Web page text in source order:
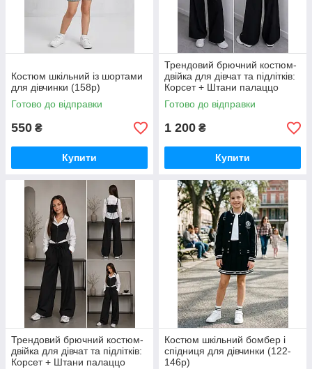
Костюм шкільний із шортами
для дівчинки (158р)
Готово до відправки
550 ₴
Купити
Трендовий брючний костюм-
двійка для дівчат та підлітків:
Корсет + Штани палаццо
Готово до відправки
1 200 ₴
Купити
Трендовий брючний костюм-
двійка для дівчат та підлітків:
Корсет + Штани палаццо
Костюм шкільний бомбер і
спідниця для дівчинки (122-
146р)